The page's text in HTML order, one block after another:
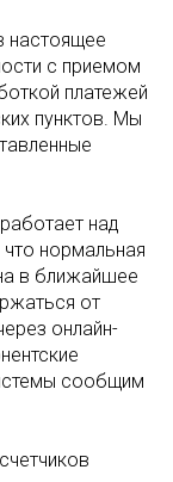
настоящее
с приемом
платежей
пунктов. Мы
над
нормальная
в ближайшее
от
онлайн-
сообщим